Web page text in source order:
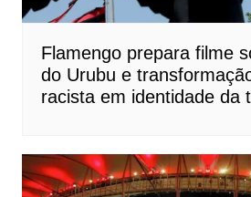
Flamengo prepara filme
do Urubu e
racista em identidade da